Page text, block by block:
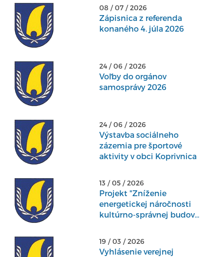
08 / 07 / 2026
Zápisnica z referenda
konaného 4. júla 2026
24 / 06 / 2026
Voľby do orgánov
samosprávy 2026
24 / 06 / 2026
Výstavba sociálneho
zázemia pre športové
aktivity v obci Koprivnica
13 / 05 / 2026
Projekt "Zníženie
energetickej náročnosti
kultúrno-správnej budovy
19 / 03 / 2026
Vyhlásenie verejnej